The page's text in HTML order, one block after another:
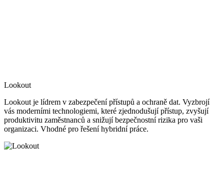
Lookout
Lookout je lídrem v zabezpečení přístupů a ochraně dat. Vyzbrojí
vás moderními technologiemi, které zjednodušují přístup, zvyšují
produktivitu zaměstnanců a snižují bezpečnostní rizika pro vaši
organizaci. Vhodné pro řešení hybridní práce.